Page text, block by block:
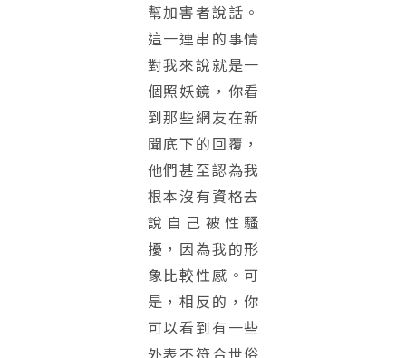
幫加害者說話。
這一連串的事情
對我來說就是一
個照妖鏡，你看
到那些網友在新
聞底下的回覆，
他們甚至認為我
根本沒有資格去
說自己被性騷
擾，因為我的形
象比較性感。可
是，相反的，你
可以看到有一些